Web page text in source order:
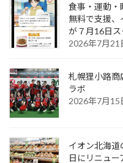
食事・運動・
無料で支援、
が７月16日ス
2026年7月21
札幌狸小路商
ラボ
2026年7月15
イオン北海
日にリニュー